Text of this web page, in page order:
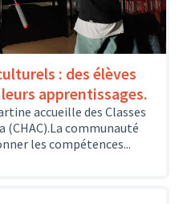
: des élèves
apprentissages.
accueille des Classes
(CHAC).La communauté
les compétences...